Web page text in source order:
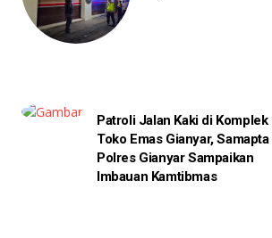
Patroli Jalan Kaki di Komplek
Toko Emas Gianyar, Samapta
Polres Gianyar Sampaikan
Imbauan Kamtibmas